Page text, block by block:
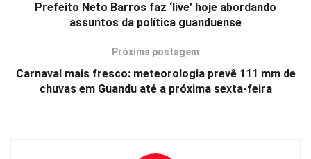
Prefeito Neto Barros faz ‘live’ hoje abordando
assuntos da política guanduense
Próxima postagem
Carnaval mais fresco: meteorologia prevê 111 mm de
chuvas em Guandu até a próxima sexta-feira